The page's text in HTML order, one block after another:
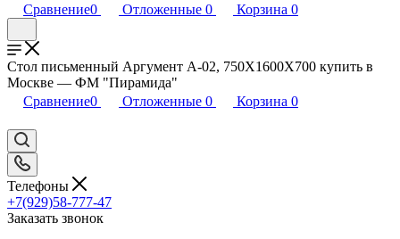
Сравнение0 Отложенные 0 Корзина 0
Стол письменный Аргумент А-02, 750Х1600Х700 купить в
Москве — ФМ "Пирамида"
Сравнение0 Отложенные 0 Корзина 0
Телефоны
+7(929)58-777-47
Заказать звонок